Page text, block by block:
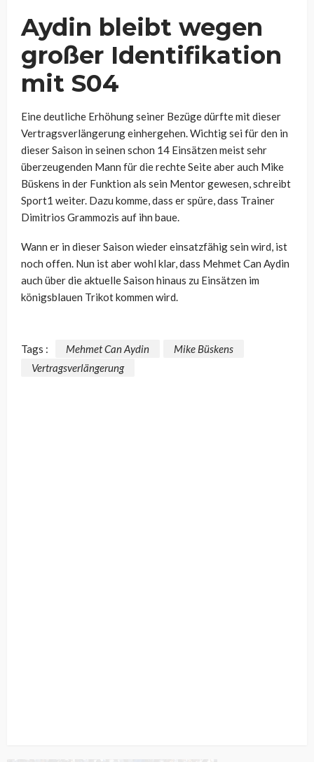
Aydin bleibt wegen
großer Identifikation
mit S04
Eine deutliche Erhöhung seiner Bezüge dürfte mit dieser
Vertragsverlängerung einhergehen. Wichtig sei für den in
dieser Saison in seinen schon 14 Einsätzen meist sehr
überzeugenden Mann für die rechte Seite aber auch Mike
Büskens in der Funktion als sein Mentor gewesen, schreibt
Sport1 weiter. Dazu komme, dass er spüre, dass Trainer
Dimitrios Grammozis auf ihn baue.
Wann er in dieser Saison wieder einsatzfähig sein wird, ist
noch offen. Nun ist aber wohl klar, dass Mehmet Can Aydin
auch über die aktuelle Saison hinaus zu Einsätzen im
königsblauen Trikot kommen wird.
Tags : Mehmet Can Aydin
Mike Büskens
Vertragsverlängerung